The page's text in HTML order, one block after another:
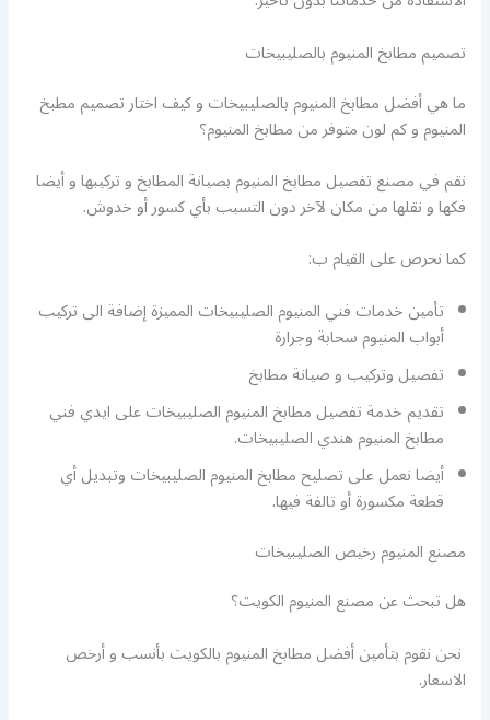
تصميم مطابخ المنيوم بالصليبيخات
ما هي أفضل مطابخ المنيوم بالصليبيخات و كيف اختار تصميم مطبخ
المنيوم و كم لون متوفر من مطابخ المنيوم؟
نقم في مصنع تفصيل مطابخ المنيوم بصيانة المطابخ و تركيبها و أيضا
فكها و نقلها من مكان لآخر دون التسبب بأي كسور أو خدوش.
كما نحرص على القيام ب:
تأمين خدمات فني المنيوم الصليبيخات المميزة إضافة الى تركيب
أبواب المنيوم سحابة وجرارة
تفصيل وتركيب و صيانة مطابخ
تقديم خدمة تفصيل مطابخ المنيوم الصليبيخات على ايدي فني
مطابخ المنيوم هندي الصليبيخات.
أيضا نعمل على تصليح مطابخ المنيوم الصليبيخات وتبديل أي
قطعة مكسورة أو تالفة فيها.
مصنع المنيوم رخيص الصليبيخات
هل تبحث عن مصنع المنيوم الكويت؟
نحن نقوم بتأمين أفضل مطابخ المنيوم بالكويت بأنسب و أرخص
الاسعار.